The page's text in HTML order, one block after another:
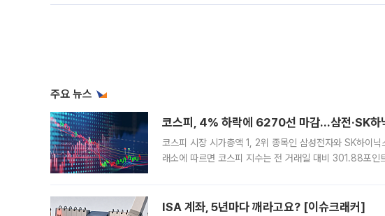
주요 뉴스
코스피, 4% 하락에 6270선 마감…삼전·SK하
코스피 시장 시가총액 1, 2위 종목인 삼성전자와 SK하이
래소에 따르면 코스피 지수는 전 거래일 대비 301.88포
ISA 계좌, 5년마다 깨라고요? [이슈크래커]